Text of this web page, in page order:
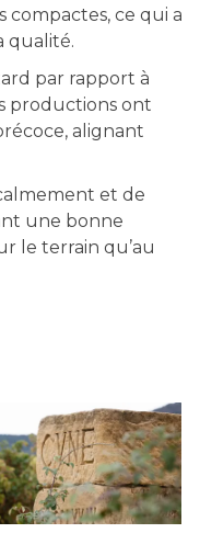
compactes, ce qui a
qualité.
par rapport à
productions ont
alignant
et de
une bonne
le terrain qu’au